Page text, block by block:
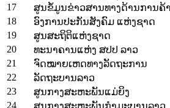
17
ສູນຂໍ້ມູນຂ່າວສານທາງດ້ານການຄ້
18
ອົງການປະກັນສັງຄົມ ແຫ່ງຊາດ
19
ສູນສະຖິຕິແຫ່ງຊາດ
20
ທະນາຄານແຫ່ງ ສປປ ລາວ
21
ຈົດໝາຍເຫດທາງລັດຖະການ
22
ລັດຖະບານລາວ
23
ສູນກາງສະຫະພັນແມ່ຍິງ
24
ສູນກາງສະຫະພັນກຳມະບານລາວ